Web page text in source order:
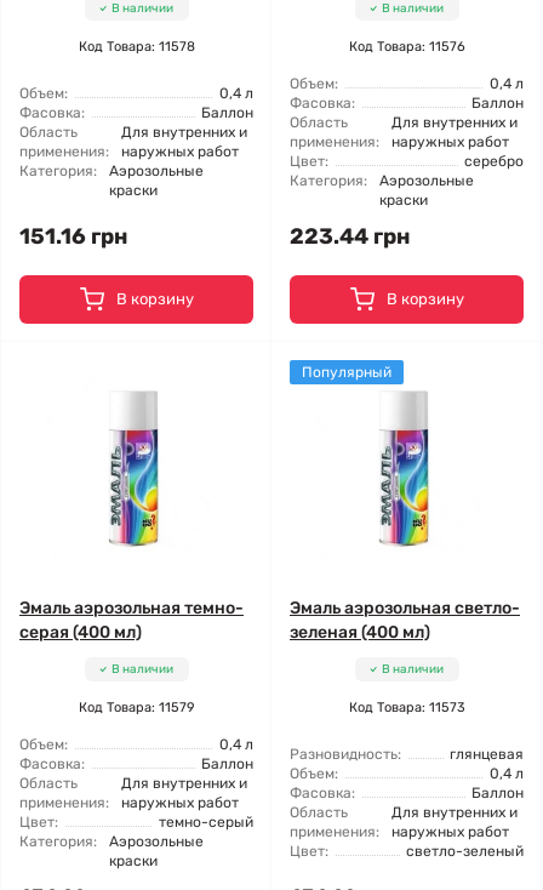
В наличии
Код Товара: 11578
Объем:
0,4 л
Фасовка:
Баллон
Область
применения:
Для внутренних и
наружных работ
Категория:
Аэрозольные
краски
151.16 грн
В корзину
В наличии
Код Товара: 11576
Объем:
0,4 л
Фасовка:
Баллон
Область
применения:
Для внутренних и
наружных работ
Цвет:
серебро
Категория:
Аэрозольные
краски
223.44 грн
В корзину
Эмаль аэрозольная темно-
серая (400 мл)
В наличии
Код Товара: 11579
Объем:
0,4 л
Фасовка:
Баллон
Область
применения:
Для внутренних и
наружных работ
Цвет:
темно-серый
Категория:
Аэрозольные
краски
Популярный
Эмаль аэрозольная светло-
зеленая (400 мл)
В наличии
Код Товара: 11573
Разновидность:
глянцевая
Объем:
0,4 л
Фасовка:
Баллон
Область
применения:
Для внутренних и
наружных работ
Цвет:
светло-зеленый